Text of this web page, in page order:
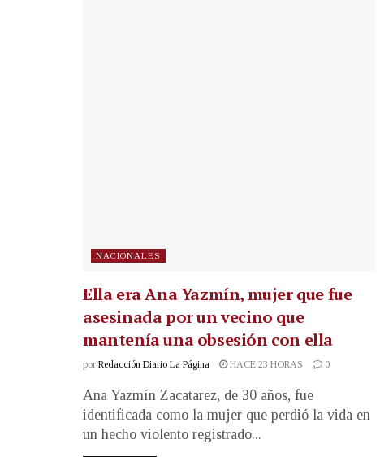
NACIONALES
Ella era Ana Yazmín, mujer que fue
asesinada por un vecino que
mantenía una obsesión con ella
por Redacción Diario La Página HACE 23 HORAS 0
Ana Yazmín Zacatarez, de 30 años, fue
identificada como la mujer que perdió la vida en
un hecho violento registrado...